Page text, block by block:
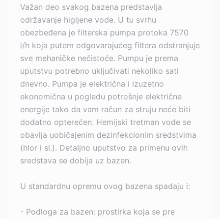
Važan deo svakog bazena predstavlja
održavanje higijene vode. U tu svrhu
obezbeđena je filterska pumpa protoka 7570
l/h koja putem odgovarajućeg filtera odstranjuje
sve mehaničke nečistoće. Pumpu je prema
uputstvu potrebno uključivati nekoliko sati
dnevno. Pumpa je električna i izuzetno
ekonomična u pogledu potrošnje električne
energije tako da vam račun za struju neće biti
dodatno opterećen. Hemijski tretman vode se
obavlja uobičajenim dezinfekcionim sredstvima
(hlor i sl.). Detaljno uputstvo za primenu ovih
sredstava se dobija uz bazen.
U standardnu opremu ovog bazena spadaju i:
- Podloga za bazen: prostirka koja se pre